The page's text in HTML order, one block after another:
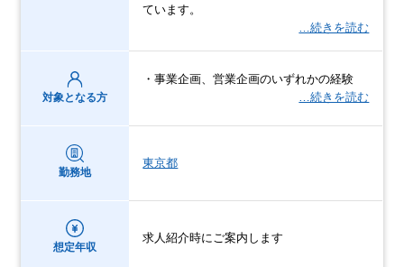
ています。
…続きを読む
対象となる方
・事業企画、営業企画のいずれかの経験
…続きを読む
勤務地
東京都
想定年収
求人紹介時にご案内します